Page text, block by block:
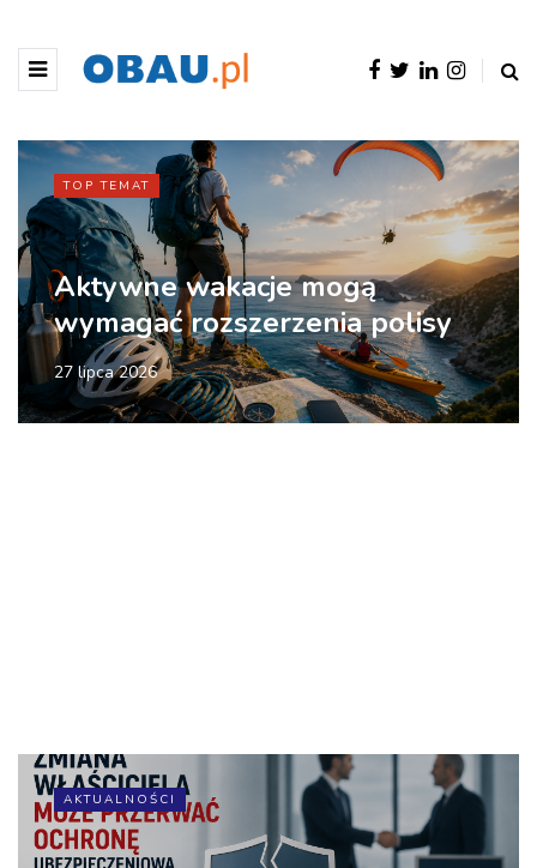
TOP TEMAT
Aktywne wakacje mogą
wymagać rozszerzenia polisy
27 lipca 2026
AKTUALNOŚCI